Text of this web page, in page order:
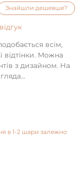
всім,
відтінки. Можна
з дизайном. На
в 1-2 шари залежно
Знайшли дешевше?